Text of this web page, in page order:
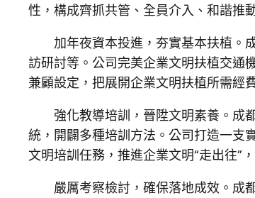
性，構成齊抓共管、全員介入、和諧推
加年夜資本投進，夯實基本扶植。
訪研討等。公司完美企業文明扶植交通
兼顧設定，把展開企業文明扶植所需經
強化教導培訓，晉陞文明素養。成
統，開闢多種培訓方法。公司打造一支
文明培訓任務，推進企業文明“走出往”
嚴厲考察檢討，確保落地成效。成